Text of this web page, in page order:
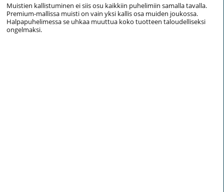
Muistien kallistuminen ei siis osu kaikkiin puhelimiin samalla tavalla.
Premium-mallissa muisti on vain yksi kallis osa muiden joukossa.
Halpapuhelimessa se uhkaa muuttua koko tuotteen taloudelliseksi
ongelmaksi.